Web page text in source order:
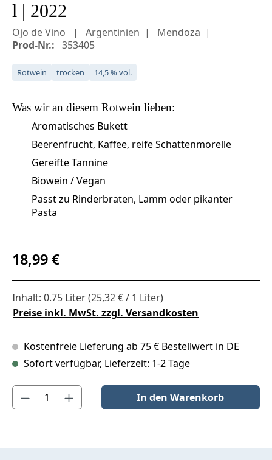
l | 2022
Ojo de Vino Argentinien
Mendoza
Prod-Nr.: 353405
Rotwein trocken 14,5 % vol.
Was wir an diesem Rotwein lieben:
Aromatisches Bukett
Beerenfrucht, Kaffee, reife Schattenmorelle
Gereifte Tannine
Biowein / Vegan
Passt zu Rinderbraten, Lamm oder pikanter
Pasta
Regulärer Preis:
18,99 €
Inhalt: 0.75 Liter(25,32 € / 1 Liter)
Preise inkl. MwSt. zzgl. Versandkosten
Kostenfreie Lieferung ab 75 € Bestellwert in DE
Sofort verfügbar, Lieferzeit: 1-2 Tage
Produkt Anzahl: Gib den gewünschten Wert ein oder benutze
In den Warenkorb